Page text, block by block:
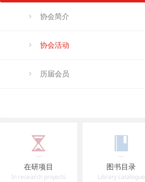
协会简介
协会活动
历届会员
在研项目
In research projects
图书目录
Library catalogue